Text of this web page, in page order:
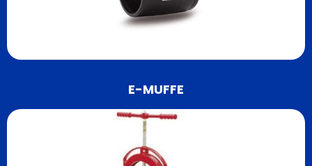
E-MUFFE